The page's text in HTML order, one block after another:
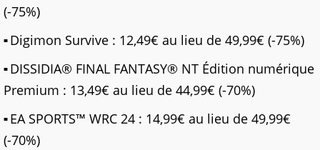
(-75%)
Digimon Survive : 12,49€ au lieu de 49,99€ (-75%)
DISSIDIA® FINAL FANTASY® NT Édition numérique
Premium : 13,49€ au lieu de 44,99€ (-70%)
EA SPORTS™ WRC 24 : 14,99€ au lieu de 49,99€
(-70%)